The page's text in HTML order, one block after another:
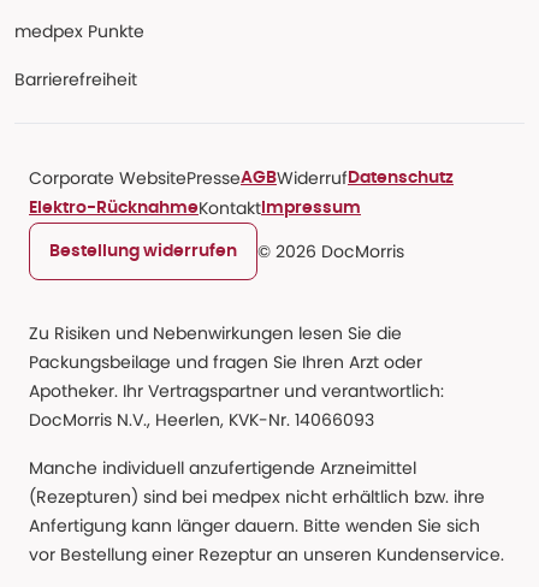
medpex Punkte
Barrierefreiheit
Corporate WebsitePresseAGBWiderruf Datenschutz
Elektro-RücknahmeKontakt Impressum
Bestellung widerrufen © 2026 DocMorris
Zu Risiken und Nebenwirkungen lesen Sie die
Packungsbeilage und fragen Sie Ihren Arzt oder
Apotheker. Ihr Vertragspartner und verantwortlich:
DocMorris N.V., Heerlen, KVK-Nr. 14066093
Manche individuell anzufertigende Arzneimittel
(Rezepturen) sind bei medpex nicht erhältlich bzw. ihre
Anfertigung kann länger dauern. Bitte wenden Sie sich
vor Bestellung einer Rezeptur an unseren Kundenservice.